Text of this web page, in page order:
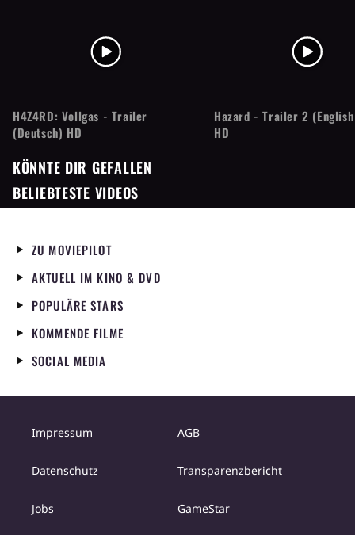
H4Z4RD: Vollgas - Trailer
(Deutsch) HD
Hazard - Trailer 2
HD
KÖNNTE DIR GEFALLEN
BELIEBTESTE VIDEOS
ZU MOVIEPILOT
AKTUELL IM KINO & DVD
POPULÄRE STARS
KOMMENDE FILME
SOCIAL MEDIA
Impressum AGB
Datenschutz Transparenzbericht
Jobs GameStar